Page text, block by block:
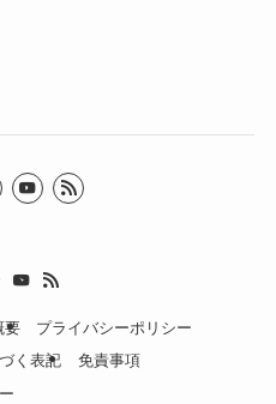
要
プライバシーポリシー
く表記
免責事項